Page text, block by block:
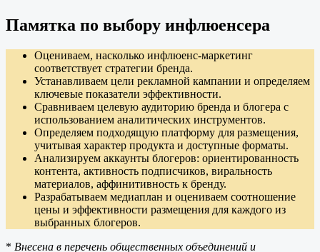
Памятка по выбору инфлюенсера
Оцениваем, насколько инфлюенс-маркетинг
соответствует стратегии бренда.
Устанавливаем цели рекламной кампании и определяем
ключевые показатели эффективности.
Сравниваем целевую аудиторию бренда и блогера с
использованием аналитических инструментов.
Определяем подходящую платформу для размещения,
учитывая характер продукта и доступные форматы.
Анализируем аккаунты блогеров: ориентированность
контента, активность подписчиков, виральность
материалов, аффинитивность к бренду.
Разрабатываем медиаплан и оцениваем соотношение
цены и эффективности размещения для каждого из
выбранных блогеров.
* Внесена в перечень общественных объединений и